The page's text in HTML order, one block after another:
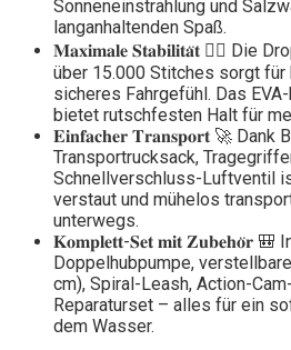
Sonneneinstrahlung und
langanhaltenden Spaß.
𝐌𝐚𝐱𝐢𝐦𝐚𝐥𝐞 𝐒𝐭𝐚𝐛𝐢𝐥𝐢𝐭𝐚̈𝐭 🏄‍♂️ Die
über 15.000 Stitches sorgt
sicheres Fahrgefühl. Das
bietet rutschfesten Halt für
𝐄𝐢𝐧𝐟𝐚𝐜𝐡𝐞𝐫 𝐓𝐫𝐚𝐧𝐬𝐩𝐨𝐫𝐭 🚀 Dank
Transportrucksack,
Schnellverschluss-Luftventil
verstaut und mühelos
unterwegs.
𝐊𝐨𝐦𝐩𝐥𝐞𝐭𝐭-𝐒𝐞𝐭 𝐦𝐢𝐭 𝐙𝐮𝐛𝐞𝐡𝐨̈𝐫 🎒
Doppelhubpumpe,
cm), Spiral-Leash, Action-
Reparaturset – alles für ein
dem Wasser.